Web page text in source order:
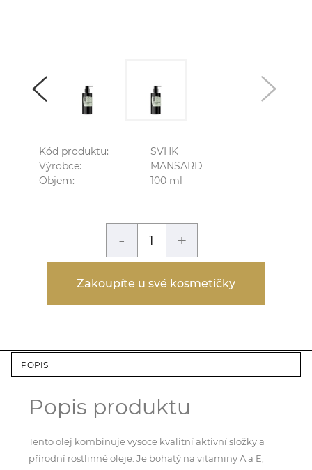
Kód produktu:
SVHK
Výrobce:
MANSARD
Objem:
100 ml
- +
Zakoupíte u své kosmetičky
POPIS
Popis produktu
Tento olej kombinuje vysoce kvalitní aktivní složky a
přírodní rostlinné oleje. Je bohatý na vitaminy A a E,